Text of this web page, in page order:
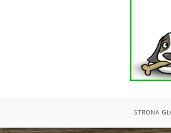
STRONA